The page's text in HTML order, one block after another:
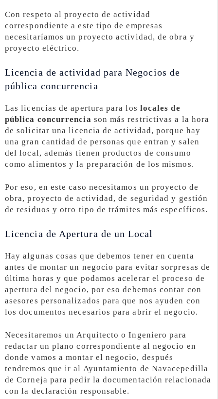
Con respeto al proyecto de actividad
correspondiente a este tipo de empresas
necesitaríamos un proyecto actividad, de obra y
proyecto eléctrico.
Licencia de actividad para Negocios de
pública concurrencia
Las licencias de apertura para los locales de
pública concurrencia son más restrictivas a la hora
de solicitar una licencia de actividad, porque hay
una gran cantidad de personas que entran y salen
del local, además tienen productos de consumo
como alimentos y la preparación de los mismos.
Por eso, en este caso necesitamos un proyecto de
obra, proyecto de actividad, de seguridad y gestión
de residuos y otro tipo de trámites más específicos.
Licencia de Apertura de un Local
Hay algunas cosas que debemos tener en cuenta
antes de montar un negocio para evitar sorpresas de
última horas y que podamos acelerar el proceso de
apertura del negocio, por eso debemos contar con
asesores personalizados para que nos ayuden con
los documentos necesarios para abrir el negocio.
Necesitaremos un Arquitecto o Ingeniero para
redactar un plano correspondiente al negocio en
donde vamos a montar el negocio, después
tendremos que ir al Ayuntamiento de Navacepedilla
de Corneja para pedir la documentación relacionada
con la declaración responsable.